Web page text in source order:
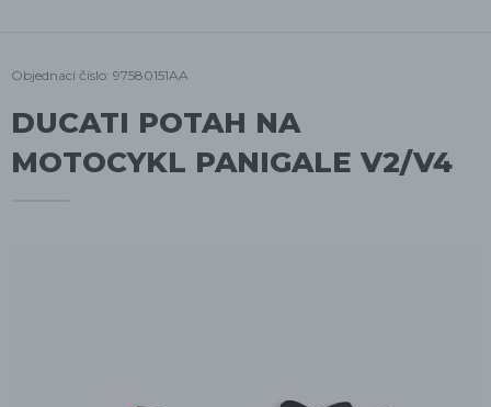
Objednací číslo: 97580151AA
DUCATI POTAH NA
MOTOCYKL PANIGALE V2/V4